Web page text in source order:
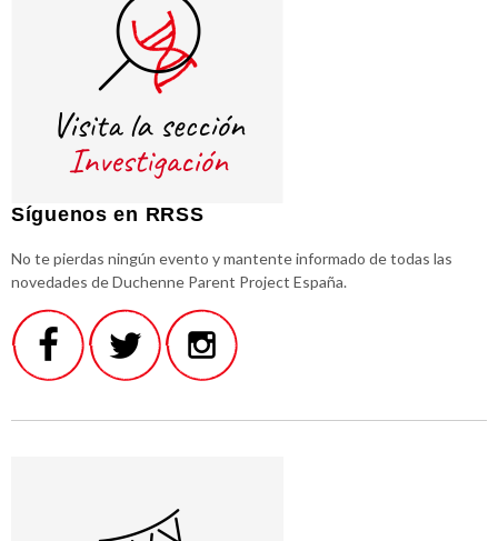
Síguenos en RRSS
No te pierdas ningún evento y mantente informado de todas las
novedades de Duchenne Parent Project España.